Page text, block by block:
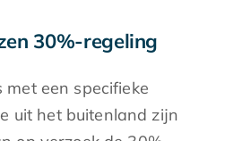
30%-regeling
een specifieke
uit het buitenland zijn